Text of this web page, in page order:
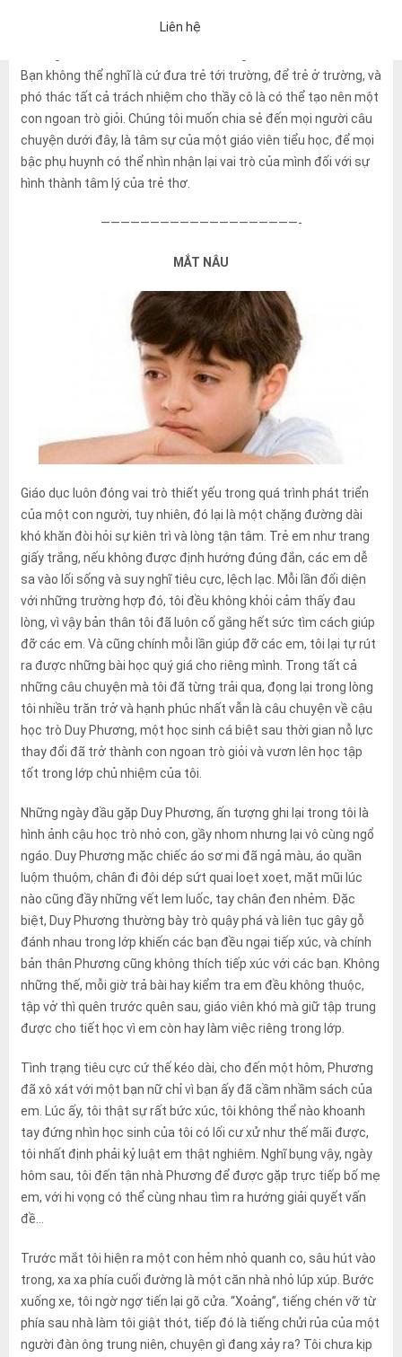
Liên hệ
lao. Tuy nhiên, đó không phải chỉ là trách nhiệm của nhà
Bạn không thể nghĩ là cứ đưa trẻ tới trường, để trẻ ở trường, và
phó thác tất cả trách nhiệm cho thầy cô là có thể tạo nên một
con ngoan trò giỏi. Chúng tôi muốn chia sẻ đến mọi người câu
chuyện dưới đây, là tâm sự của một giáo viên tiểu học, để mọi
bậc phụ huynh có thể nhìn nhận lại vai trò của mình đối với sự
hình thành tâm lý của trẻ thơ.
————————————————————-
MẮT NÂU
Giáo dục luôn đóng vai trò thiết yếu trong quá trình phát triển
của một con người, tuy nhiên, đó lại là một chặng đường dài
khó khăn đòi hỏi sự kiên trì và lòng tận tâm. Trẻ em như trang
giấy trắng, nếu không được định hướng đúng đắn, các em dễ
sa vào lối sống và suy nghĩ tiêu cực, lệch lạc. Mỗi lần đối diện
với những trường hợp đó, tôi đều không khỏi cảm thấy đau
lòng, vì vậy bản thân tôi đã luôn cố gắng hết sức tìm cách giúp
đỡ các em. Và cũng chính mỗi lần giúp đỡ các em, tôi lại tự rút
ra được những bài học quý giá cho riêng mình. Trong tất cả
những câu chuyện mà tôi đã từng trải qua, đọng lại trong lòng
tôi nhiều trăn trở và hạnh phúc nhất vẫn là câu chuyện về cậu
học trò Duy Phương, một học sinh cá biệt sau thời gian nỗ lực
thay đổi đã trở thành con ngoan trò giỏi và vươn lên học tập
tốt trong lớp chủ nhiệm của tôi.
Những ngày đầu gặp Duy Phương, ấn tượng ghi lại trong tôi là
hình ảnh cậu học trò nhỏ con, gầy nhom nhưng lại vô cùng ngổ
ngáo. Duy Phương mặc chiếc áo sơ mi đã ngả màu, áo quần
luộm thuộm, chân đi đôi dép sứt quai loẹt xoẹt, mặt mũi lúc
nào cũng đầy những vết lem luốc, tay chân đen nhẻm. Đặc
biệt, Duy Phương thường bày trò quậy phá và liên tục gây gỗ
đánh nhau trong lớp khiến các bạn đều ngại tiếp xúc, và chính
bản thân Phương cũng không thích tiếp xúc với các bạn. Không
những thế, mỗi giờ trả bài hay kiểm tra em đều không thuộc,
tập vở thì quên trước quên sau, giáo viên khó mà giữ tập trung
được cho tiết học vì em còn hay làm việc riêng trong lớp.
Tình trạng tiêu cực cứ thế kéo dài, cho đến một hôm, Phương
đã xô xát với một bạn nữ chỉ vì bạn ấy đã cầm nhầm sách của
em. Lúc ấy, tôi thật sự rất bức xúc, tôi không thể nào khoanh
tay đứng nhìn học sinh của tôi có lối cư xử như thế mãi được,
tôi nhất định phải kỷ luật em thật nghiêm. Nghĩ bụng vậy, ngày
hôm sau, tôi đến tận nhà Phương để được gặp trực tiếp bố mẹ
em, với hi vọng có thể cùng nhau tìm ra hướng giải quyết vấn
đề…
Trước mắt tôi hiện ra một con hẻm nhỏ quanh co, sâu hút vào
trong, xa xa phía cuối đường là một căn nhà nhỏ lúp xúp. Bước
xuống xe, tôi ngờ ngợ tiến lại gõ cửa. “Xoảng”, tiếng chén vỡ từ
phía sau nhà làm tôi giật thót, tiếp đó là tiếng chửi rủa của một
người đàn ông trung niên, chuyện gì đang xảy ra? Tôi chưa kịp
「Chính sách bảo mật」 Nếu bạn đồng ý với những điều trên, vui
Một email trả lời tự động sẽ được gửi đến địa chỉ email bạn đã